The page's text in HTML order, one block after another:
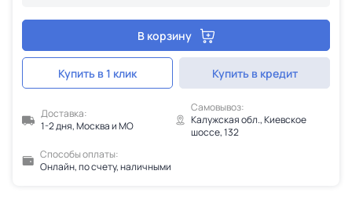
В корзину
Купить в 1 клик Купить в кредит
Доставка:
1-2 дня, Москва и МО
Самовывоз:
Калужская обл., Киевское
шоссе, 132
Способы оплаты:
Онлайн, по счету, наличными